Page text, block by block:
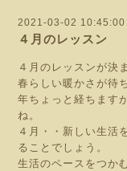
2021-03-02 10:45:00
４月のレッスン
４月のレッスンが決
春らしい暖かさが待
年ちょっと経ちます
ね。
４月・・新しい生活
ることでしょう。
生活のペースをつか